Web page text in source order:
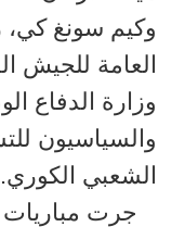
وكيم سونغ كي،
العامة للجيش
وزارة الدفاع
والسياسيون
الشعبي الكوري.
جرت مباريات